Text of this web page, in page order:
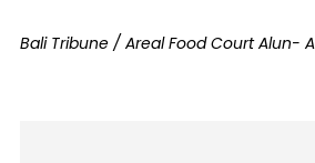
Bali Tribune / Areal Food Court Alun-